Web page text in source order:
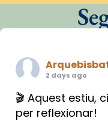
2 days ago
🎬 Aquest estiu,
per reflexionar!